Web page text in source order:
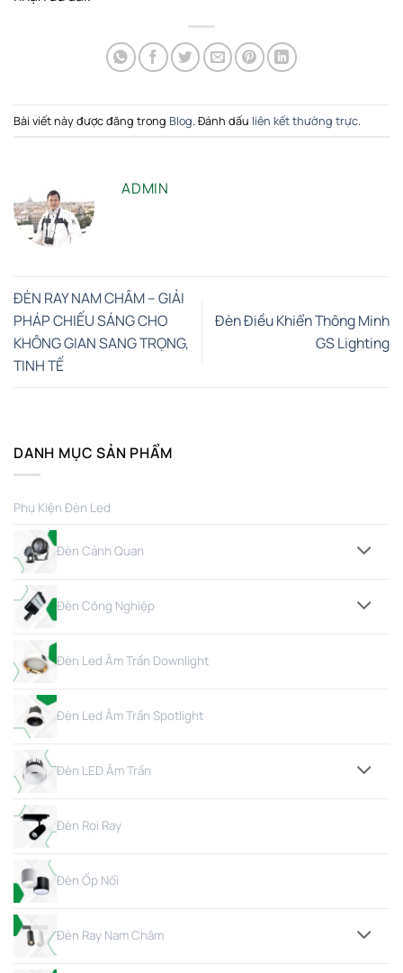
Bài viết này được đăng trong Blog. Đánh dấu liên kết thường trực.
ADMIN
ĐÈN RAY NAM CHÂM – GIẢI
PHÁP CHIẾU SÁNG CHO
KHÔNG GIAN SANG TRỌNG,
TINH TẾ
Đèn Điều Khiển Thông Minh
GS Lighting
DANH MỤC SẢN PHẨM
Phụ Kiện Đèn Led
Đèn Cảnh Quan
Đèn Công Nghiệp
Đèn Led Âm Trần Downlight
Đèn Led Âm Trần Spotlight
Đèn LED Âm Trần
Đèn Rọi Ray
Đèn Ốp Nổi
Đèn Ray Nam Châm